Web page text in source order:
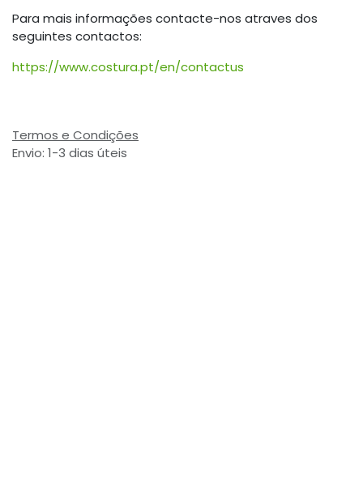
Para mais informações contacte-nos atraves dos
seguintes contactos:
https://www.costura.pt/en/contactus
Termos e Condições
Envio: 1-3 dias úteis